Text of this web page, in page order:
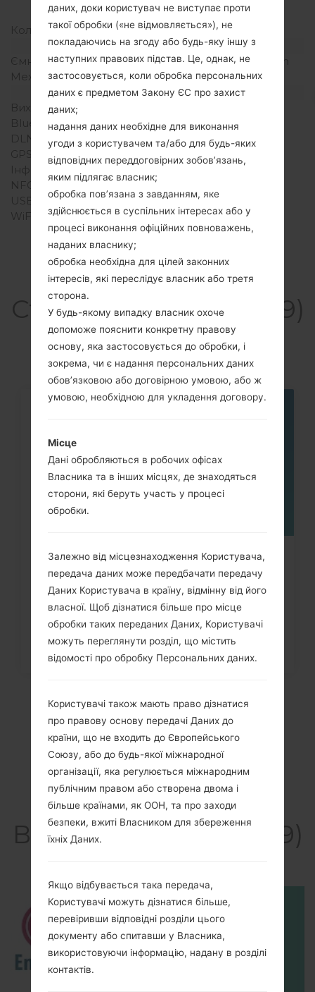
дюйм)
Кольори екрану
16M кольорів
Акамулятор і клавіатура
Ємність акумулятора
Зємний Li-Ion 1500 mAh
Механічна клавіатура
-
Інтерфейси
Вихід для аудіо
Bluetooth
Версія 3.0, A2DP, EDR
DLNA
Так
GPS
Так, A-GPS
Інфрачервоний порт
Ні
NFC
USB
microUSB 2.0
WiFi
Wi-Fi802.11b/g/n, UMA,
hotspot
Статті LGE739(LGE739)
akaLG myTouch
Як видалити усі дані з телефона
LG Optimus, Vu, Lucid,...
Відео LGE739(LGE739)
даних, доки користувач не виступає проти
такої обробки («не відмовляється»), не
покладаючись на згоду або будь-яку іншу з
наступних правових підстав. Це, однак, не
застосовується, коли обробка персональних
даних є предметом Закону ЄС про захист
даних;
надання даних необхідне для виконання
угоди з користувачем та/або для будь-яких
відповідних переддоговірних зобов’язань,
яким підлягає власник;
обробка пов’язана з завданням, яке
здійснюється в суспільних інтересах або у
процесі виконання офіційних повноважень,
наданих власнику;
обробка необхідна для цілей законних
інтересів, які переслідує власник або третя
сторона.
У будь-якому випадку власник охоче
допоможе пояснити конкретну правову
основу, яка застосовується до обробки, і
зокрема, чи є надання персональних даних
обов’язковою або договірною умовою, або ж
умовою, необхідною для укладення договору.
Місце
Дані обробляються в робочих офісах
Власника та в інших місцях, де знаходяться
сторони, які беруть участь у процесі
обробки.
Залежно від місцезнаходження Користувача,
передача даних може передбачати передачу
Даних Користувача в країну, відмінну від його
власної. Щоб дізнатися більше про місце
обробки таких переданих Даних, Користувачі
можуть переглянути розділ, що містить
відомості про обробку Персональних даних.
Користувачі також мають право дізнатися
про правову основу передачі Даних до
країни, що не входить до Європейського
Союзу, або до будь-якої міжнародної
організації, яка регулюється міжнародним
публічним правом або створена двома і
більше країнами, як ООН, та про заходи
безпеки, вжиті Власником для збереження
їхніх Даних.
Якщо відбувається така передача,
Користувачі можуть дізнатися більше,
перевіривши відповідні розділи цього
документу або спитавши у Власника,
використовуючи інформацію, надану в розділі
контактів.